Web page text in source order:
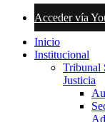
Acceder vía
Inicio
Institucional
Tribunal
Justicia